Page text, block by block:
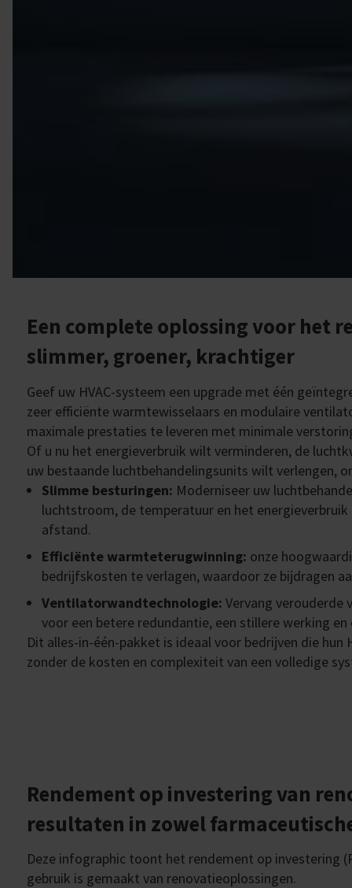
Een complete oplossing voor het
slimmer, groener, krachtiger
Geef uw HVAC-systeem een upgrade met één
zeer efficiënte warmtewisselaars en modulaire
maximale prestaties te leveren met minimale
Of u nu het energieverbruik wilt verminderen, de
uw bestaande luchtbehandelingsunits wilt verlengen,
Slimme besturingen: Moderniseer uw
luchtstroom, de temperatuur en het
afstand.
Efficiënte warmteterugwinning: onze
bedrijfskosten te verlagen, waardoor ze bijdragen
Ventilatorwandtechnologie: Vervang
voor een betere redundantie, een stillere werking
Dit alles-in-één-pakket is ideaal voor bedrijven die
zonder de kosten en complexiteit van een volledige
Rendement op investering van
resultaten in zowel
Deze infographic toont het rendement op investering
gebruik is gemaakt van renovatieoplossingen.